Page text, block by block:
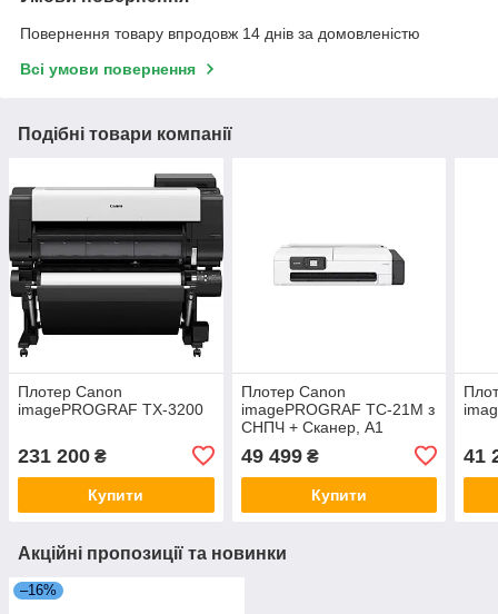
Повернення товару впродовж 14 днів за домовленістю
Всі умови повернення
Подібні товари компанії
Плотер Canon
imagePROGRAF TX-3200
231 200 ₴
Купити
Плотер Canon
imagePROGRAF TC-21M з
СНПЧ + Сканер, A1
49 499₴
Купити
41
Акційні пропозиції та новинки
–16%